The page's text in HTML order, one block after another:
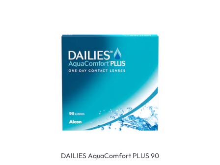
DAILIES AquaComfort PLUS 90